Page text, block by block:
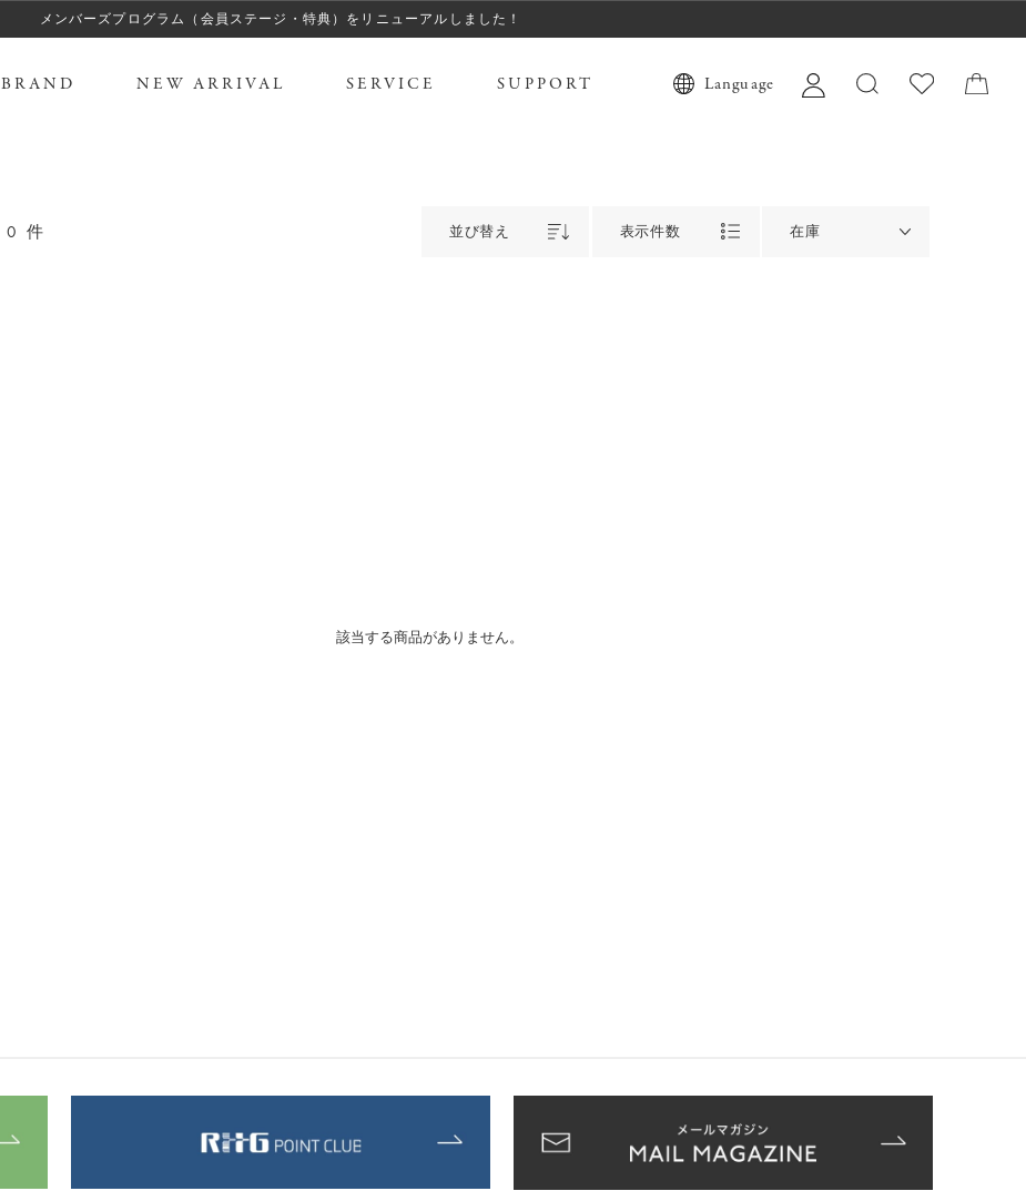
メンバーズプログラム（会員ステージ・特典）をリニューアルしました！
BRAND NEW ARRIVAL SERVICE SUPPORT Language
0 件 並び替え 表示件数 在庫
該当する商品がありません。